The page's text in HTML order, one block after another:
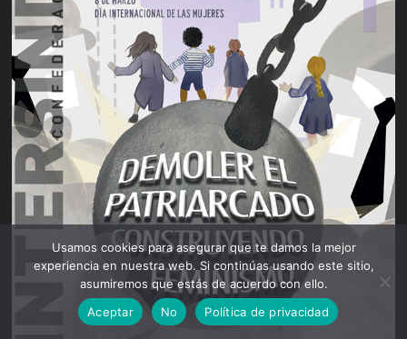
Usamos cookies para asegurar que te damos la mejor
experiencia en nuestra web. Si continúas usando este sitio,
asumiremos que estás de acuerdo con ello.
Aceptar
No Política de privacidad